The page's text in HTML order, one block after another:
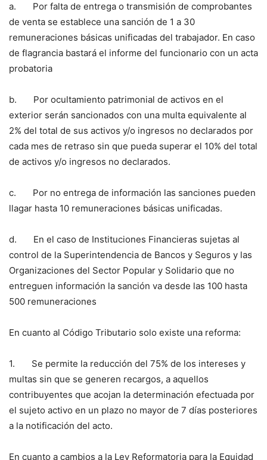
a. Por falta de entrega o transmisión de comprobantes
de venta se establece una sanción de 1 a 30
remuneraciones básicas unificadas del trabajador. En caso
de flagrancia bastará el informe del funcionario con un acta
probatoria
b. Por ocultamiento patrimonial de activos en el
exterior serán sancionados con una multa equivalente al
2% del total de sus activos y/o ingresos no declarados por
cada mes de retraso sin que pueda superar el 10% del total
de activos y/o ingresos no declarados.
c. Por no entrega de información las sanciones pueden
llagar hasta 10 remuneraciones básicas unificadas.
d. En el caso de Instituciones Financieras sujetas al
control de la Superintendencia de Bancos y Seguros y las
Organizaciones del Sector Popular y Solidario que no
entreguen información la sanción va desde las 100 hasta
500 remuneraciones
En cuanto al Código Tributario solo existe una reforma:
1. Se permite la reducción del 75% de los intereses y
multas sin que se generen recargos, a aquellos
contribuyentes que acojan la determinación efectuada por
el sujeto activo en un plazo no mayor de 7 días posteriores
a la notificación del acto.
En cuanto a cambios a la Ley Reformatoria para la Equidad